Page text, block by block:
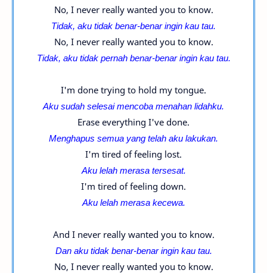
No, I never really wanted you to know.
Tidak, aku tidak benar-benar ingin kau tau.
No, I never really wanted you to know.
Tidak, aku tidak pernah benar-benar ingin kau tau.
I'm done trying to hold my tongue.
Aku sudah selesai mencoba menahan lidahku.
Erase everything I've done.
Menghapus semua yang telah aku lakukan.
I'm tired of feeling lost.
Aku lelah merasa tersesat.
I'm tired of feeling down.
Aku lelah merasa kecewa.
And I never really wanted you to know.
Dan aku tidak benar-benar ingin kau tau.
No, I never really wanted you to know.